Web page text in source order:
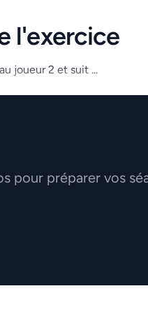
l'exercice
joueur 2 et suit ...
pour préparer vos